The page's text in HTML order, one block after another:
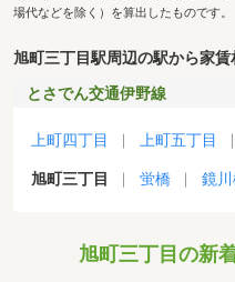
場代などを除く）を算出したものです。
旭町三丁目駅周辺の駅から家賃
とさでん交通伊野線
上町四丁目 上町五丁目
旭町三丁目 蛍橋 鏡
旭町三丁目の新